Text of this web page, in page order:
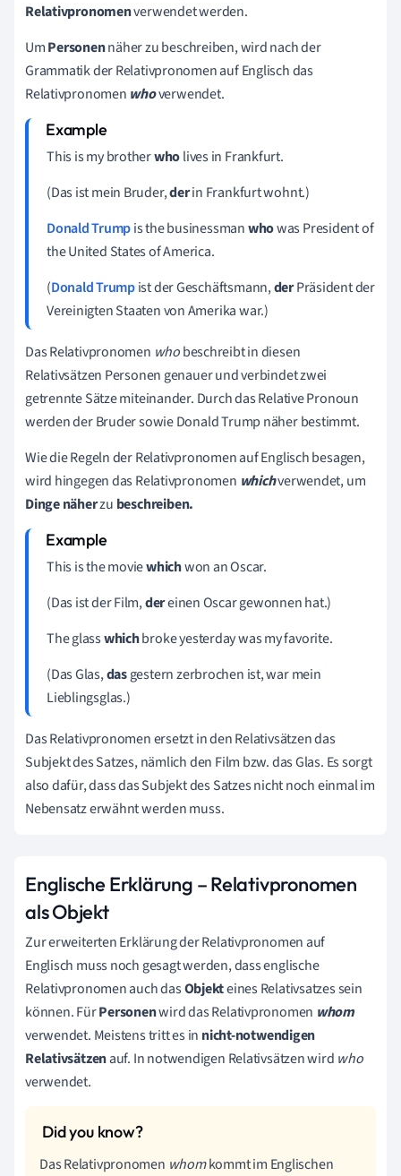
Relativpronomenverwendet werden.
UmPersonennäher zu beschreiben, wird nach der
Grammatik der Relativpronomen auf Englisch das
Relativpronomen whoverwendet.
This is my brotherwholives in Frankfurt.
(Das ist mein Bruder,derin Frankfurt wohnt.)
Donald Trumpis the businessmanwhowas President of
the United States of America.
(Donald Trumpist der Geschäftsmann,derPräsident der
Vereinigten Staaten von Amerika war.)
Das Relativpronomen whobeschreibt in diesen
Relativsätzen Personen genauer und verbindet zwei
getrennte Sätze miteinander. Durch das Relative Pronoun
werden der Bruder sowie Donald Trump näher bestimmt.
Wie die Regeln der Relativpronomen auf Englisch besagen,
wird hingegen das Relativpronomen whichverwendet, um
Dingenäherzu beschreiben.
This is the moviewhichwon an Oscar.
(Das ist der Film,dereinen Oscar gewonnen hat.)
The glasswhichbroke yesterday was my favorite.
(Das Glas,dasgestern zerbrochen ist, war mein
Lieblingsglas.)
Das Relativpronomen ersetzt in den Relativsätzen das
Subjekt des Satzes, nämlich den Film bzw. das Glas. Es sorgt
also dafür, dass das Subjekt des Satzes nicht noch einmal im
Nebensatz erwähnt werden muss.
Englische Erklärung – Relativpronomen
als Objekt
Zur erweiterten Erklärung der Relativpronomen auf
Englisch muss noch gesagt werden, dass englische
Relativpronomen auch dasObjekteines Relativsatzes sein
können. FürPersonenwird das Relativpronomen whom
verwendet. Meistens tritt es in nicht-notwendigen
Relativsätzenauf. In notwendigen Relativsätzen wird who
verwendet.
Das Relativpronomen whomkommt im Englischen